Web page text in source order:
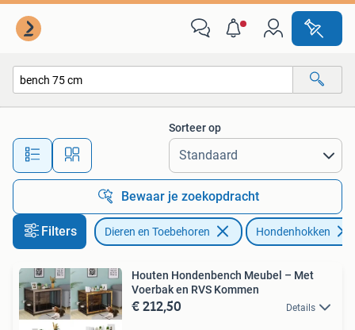
Alle afstanden…
Sorteer op
Bewaar je zoekopdracht
Filters Dieren en Toebehoren Hondenhokken
Houten Hondenbench Meubel – Met
Voerbak en RVS Kommen
€ 212,50 Details